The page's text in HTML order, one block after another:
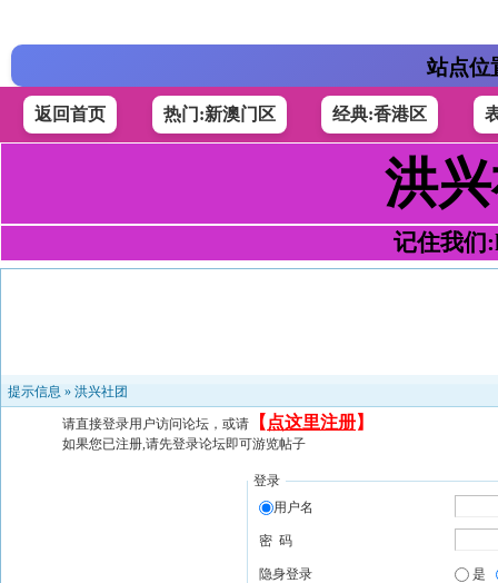
站点位
返回首页 热门:新澳门区 经典:香港区
洪
记住我们
提示信息 » 洪兴社团
请直接登录用户访问论坛，或请 【 点这里注册】
如果您已注册,请先登录论坛即可游览帖子
登录
用户名
密 码
隐身登录 是